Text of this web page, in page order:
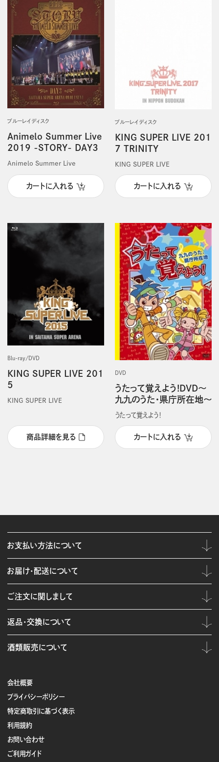
ブルーレイディスク
Animelo Summer Live
2019 -STORY- DAY3
Animelo Summer Live
カートに入れる
ブルーレイディスク
KING SUPER LIVE 201
7 TRINITY
KING SUPER LIVE
カートに入れる
Blu-ray/DVD
KING SUPER LIVE 201
5
KING SUPER LIVE
商品詳細を見る
DVD
うたって覚えよう!DVD～
九九のうた・県庁所在地～
うたって覚えよう！
カートに入れる
会社概要
プライバシーポリシー
特定商取引に基づく表示
利用規約
お問い合わせ
ご利用ガイド
お支払い方法について
お届け・配送について
ご注文に関しまして
返品・交換について
酒類販売について